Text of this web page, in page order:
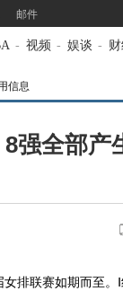
邮件
- 视频 - 娱谈 -
信息
强全部产
联赛如期而至。Ⅰ